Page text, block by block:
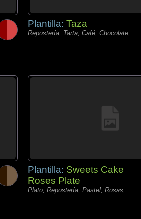
Plantilla: Taza
Repostería, Tarta, Café, Chocolate,
Plantilla: Sweets Cake
Roses Plate
Plato, Repostería, Pastel, Rosas,